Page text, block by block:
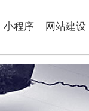
小程序 网站建设